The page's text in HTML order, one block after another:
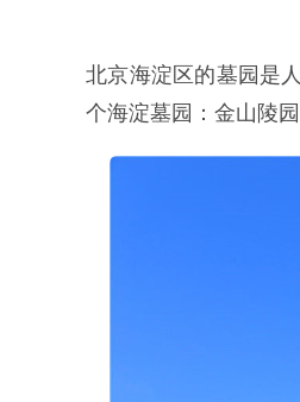
北京海淀区的墓园是
个海淀墓园：金山陵